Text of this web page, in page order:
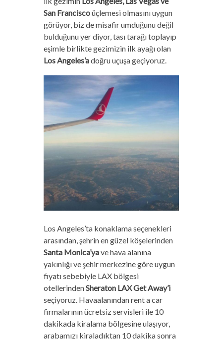
San Franciscoüçlemesi olmasını uygun
görüyor, biz de misafir umduğunu değil
bulduğunu yer diyor, tası tarağı toplayıp
eşimle birlikte gezimizin ilk ayağı olan
Los Angeles’adoğru uçuşa geçiyoruz.
Los Angeles’ta konaklama seçenekleri
arasından, şehrin en güzel köşelerinden
Santa Monica’yave hava alanına
yakınlığı ve şehir merkezine göre uygun
fiyatı sebebiyle LAX bölgesi
otellerindenSheraton LAX Get Away’i
seçiyoruz. Havaalanından rent a car
firmalarının ücretsiz servisleri ile 10
dakikada kiralama bölgesine ulaşıyor,
arabamızı kiraladıktan 10 dakika sonra